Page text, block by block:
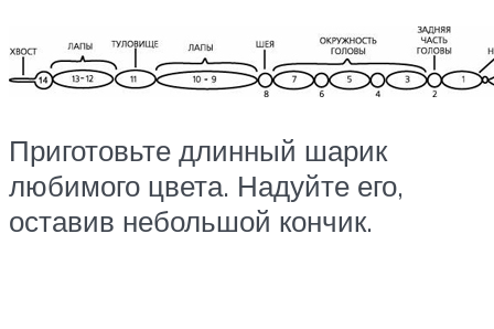
Приготовьте длинный шарик
любимого цвета. Надуйте его,
оставив небольшой кончик.